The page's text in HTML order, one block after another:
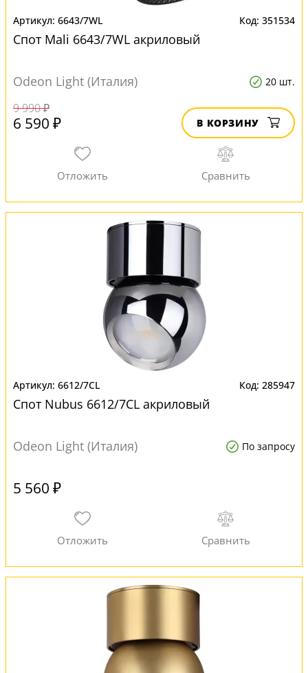
6643/7WL 351534
Спот Mali 6643/7WL акриловый
Odeon Light (Италия) 20 шт.
9 990 ₽
6 590 ₽ В КОРЗИНУ
6612/7CL 285947
Спот Nubus 6612/7CL акриловый
Odeon Light (Италия) По запросу
5 560 ₽